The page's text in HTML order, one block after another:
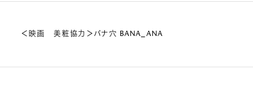
＜映画 美粧協力＞バナ穴 BANA_ANA